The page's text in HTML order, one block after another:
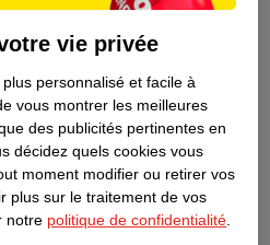
vie privée
personnalisé et facile à
vous montrer les meilleures
des publicités pertinentes en
décidez quels cookies vous
moment modifier ou retirer vos
plus sur le traitement de vos
notre politique de confidentialité.